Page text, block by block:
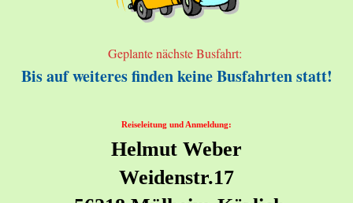
Geplante nächste Busfahrt:
Bis auf weiteres finden keine Busfahrten statt!
Reiseleitung und Anmeldung:
Helmut Weber
Weidenstr.17